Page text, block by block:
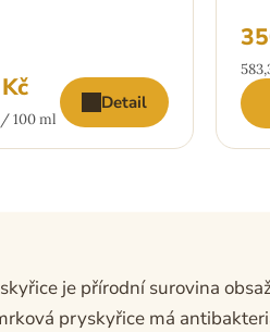
100 ml
Detail
cena:
je přírodní surovina
pryskyřice má